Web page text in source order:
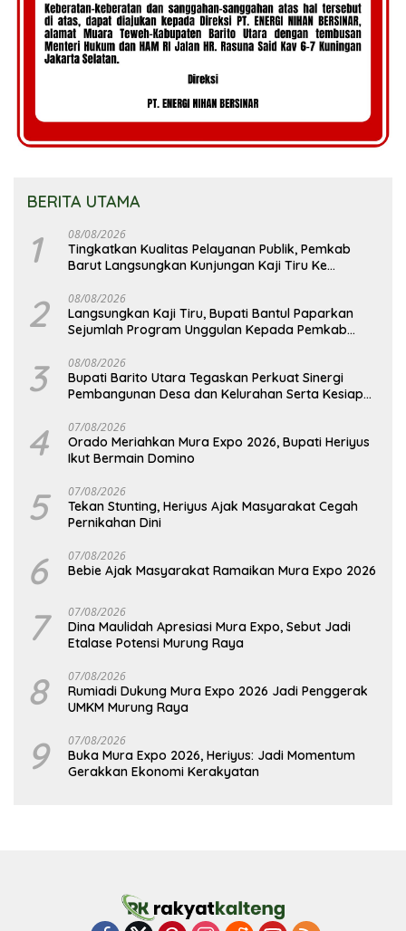
BERITA UTAMA
1 08/08/2026
Tingkatkan Kualitas Pelayanan Publik, Pemkab
Barut Langsungkan Kunjungan Kaji Tiru Ke
2 08/08/2026
Langsungkan Kaji Tiru, Bupati Bantul Paparkan
Sejumlah Program Unggulan Kepada Pemkab
3 08/08/2026
Bupati Barito Utara Tegaskan Perkuat Sinergi
Pembangunan Desa dan Kelurahan Serta Kesiapan
4 07/08/2026
Orado Meriahkan Mura Expo 2026, Bupati Heriyus
Ikut Bermain Domino
5 07/08/2026
Tekan Stunting, Heriyus Ajak Masyarakat Cegah
Pernikahan Dini
6 07/08/2026
Bebie Ajak Masyarakat Ramaikan Mura Expo 2026
7 07/08/2026
Dina Maulidah Apresiasi Mura Expo, Sebut Jadi
Etalase Potensi Murung Raya
8 07/08/2026
Rumiadi Dukung Mura Expo 2026 Jadi Penggerak
UMKM Murung Raya
9 07/08/2026
Buka Mura Expo 2026, Heriyus: Jadi Momentum
Gerakkan Ekonomi Kerakyatan